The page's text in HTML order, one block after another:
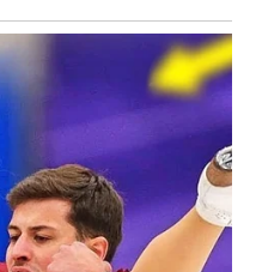
konačno daje